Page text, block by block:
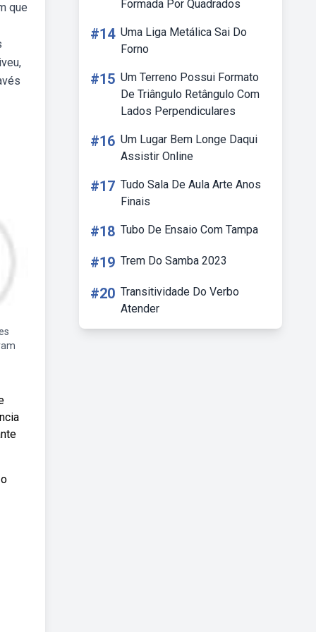
que Formada Por Quadrados
#14 Uma Liga Metálica Sai Do
Forno
#15 Um Terreno Possui Formato
De Triângulo Retângulo Com
Lados Perpendiculares
#16 Um Lugar Bem Longe Daqui
Assistir Online
#17 Tudo Sala De Aula Arte Anos
Finais
#18 Tubo De Ensaio Com Tampa
#19 Trem Do Samba 2023
#20 Transitividade Do Verbo
Atender